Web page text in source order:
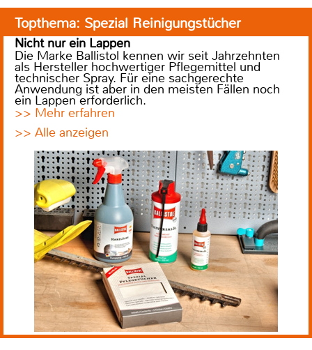
Topthema: Spezial Reinigungstücher
Nicht nur ein Lappen
Die Marke Ballistol kennen wir seit Jahrzehnten
als Hersteller hochwertiger Pflegemittel und
technischer Spray. Für eine sachgerechte
Anwendung ist aber in den meisten Fällen noch
ein Lappen erforderlich.
>> Mehr erfahren
>> Alle anzeigen